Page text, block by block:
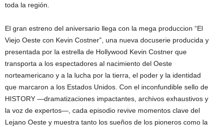
toda la región.
El gran estreno del aniversario llega con la mega produccion “El
Viejo Oeste con Kevin Costner”, una nueva docuserie producida y
presentada por la estrella de Hollywood Kevin Costner que
transporta a los espectadores al nacimiento del Oeste
norteamericano y a la lucha por la tierra, el poder y la identidad
que marcaron a los Estados Unidos. Con el inconfundible sello de
HISTORY —dramatizaciones impactantes, archivos exhaustivos y
la voz de expertos—, cada episodio revive momentos clave del
Lejano Oeste y muestra tanto los sueños de los pioneros como la